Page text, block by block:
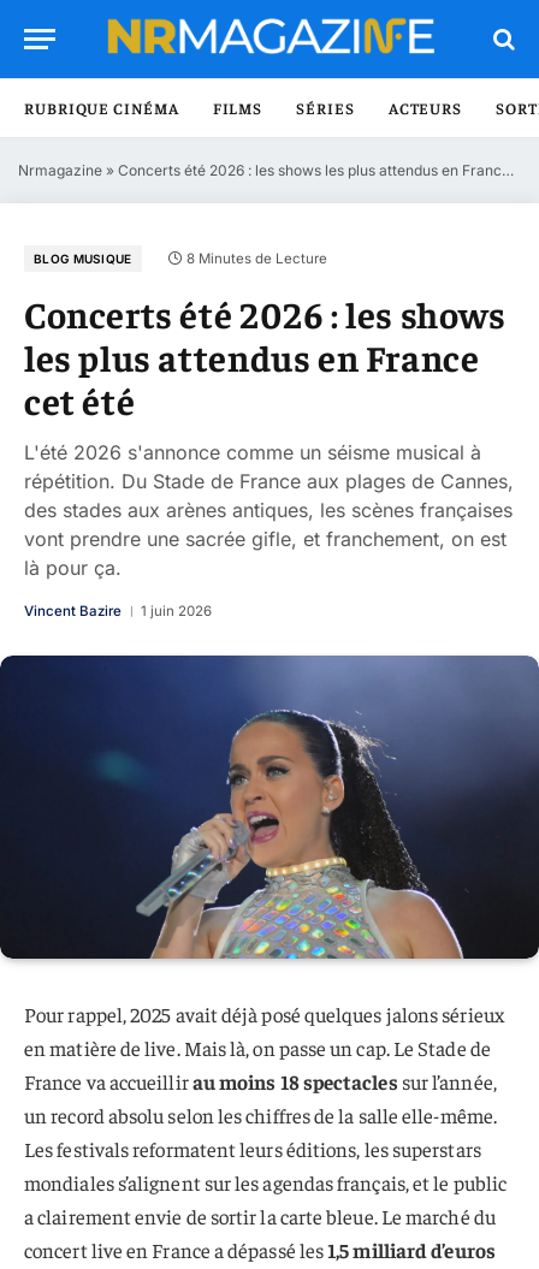
RUBRIQUE CINÉMA FILMS SÉRIES ACTEURS
Nrmagazine » Concerts été 2026 : les shows les plus attendus en France cet été
BLOG MUSIQUE 8 Minutes de Lecture
Concerts été 2026 : les shows
les plus attendus en France
cet été
L'été 2026 s'annonce comme un séisme musical à
répétition. Du Stade de France aux plages de Cannes,
des stades aux arènes antiques, les scènes françaises
vont prendre une sacrée gifle, et franchement, on est
là pour ça.
Vincent Bazire 1 juin 2026
Pour rappel, 2025 avait déjà posé quelques jalons sérieux
en matière de live. Mais là, on passe un cap. Le Stade de
France va accueillirau moins 18 spectacles sur l’année,
un record absolu selon les chiffres de la salle elle-même.
Les festivals reformatent leurs éditions, les superstars
mondiales s’alignent sur les agendas français, et le public
a clairement envie de sortir la carte bleue. Le marché du
concert live en France a dépassé les1,5 milliard d’euros